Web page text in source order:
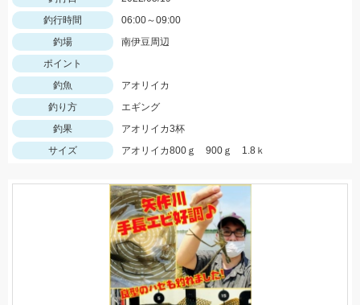
釣行時間
06:00～09:00
釣場
南伊豆周辺
ポイント
釣魚
アオリイカ
釣り方
エギング
釣果
アオリイカ3杯
サイズ
アオリイカ800ｇ 900ｇ 1.8ｋ